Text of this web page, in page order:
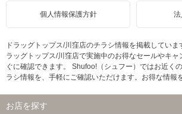
個人情報保護方針
ドラッグトップス/川窪店のチラシ情報を掲載してい
ラッグトップス/川窪店で実施中のお得なセールやキ
ぐに確認できます。 Shufoo!（シュフー）ではお近く
ラシ情報を、手軽にご確認いただけます。お得な情報
お店を探す